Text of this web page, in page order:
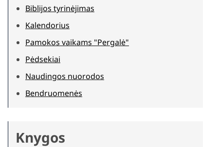
Biblijos tyrinėjimas
Kalendorius
Pamokos vaikams "Pergalė"
Pėdsekiai
Naudingos nuorodos
Bendruomenės
Knygos